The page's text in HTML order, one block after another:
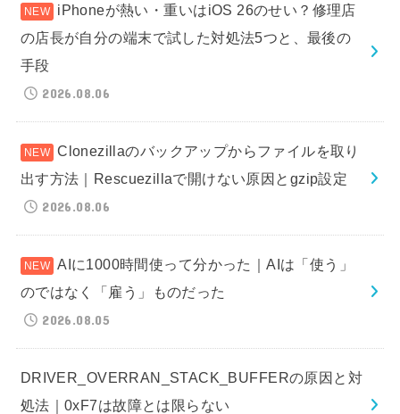
iPhoneが熱い・重いはiOS 26のせい？修理店
の店長が自分の端末で試した対処法5つと、最後の
手段
2026.08.06
Clonezillaのバックアップからファイルを取り
出す方法｜Rescuezillaで開けない原因とgzip設定
2026.08.06
AIに1000時間使って分かった｜AIは「使う」
のではなく「雇う」ものだった
2026.08.05
DRIVER_OVERRAN_STACK_BUFFERの原因と対
処法｜0xF7は故障とは限らない